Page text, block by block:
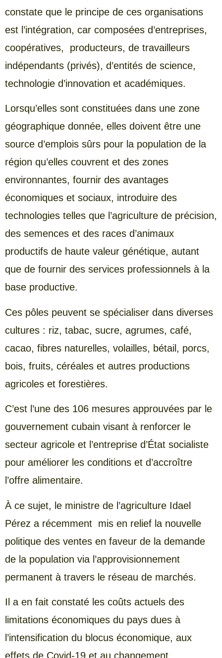
constate que le principe de ces organisations
est l’intégration, car composées d’entreprises,
coopératives, producteurs, de travailleurs
indépendants (privés), d’entités de science,
technologie d’innovation et académiques.
Lorsqu’elles sont constituées dans une zone
géographique donnée, elles doivent être une
source d’emplois sûrs pour la population de la
région qu’elles couvrent et des zones
environnantes, fournir des avantages
économiques et sociaux, introduire des
technologies telles que l’agriculture de précision,
des semences et des races d’animaux
productifs de haute valeur génétique, autant
que de fournir des services professionnels à la
base productive.
Ces pôles peuvent se spécialiser dans diverses
cultures : riz, tabac, sucre, agrumes, café,
cacao, fibres naturelles, volailles, bétail, porcs,
bois, fruits, céréales et autres productions
agricoles et forestières.
C’est l’une des 106 mesures approuvées par le
gouvernement cubain visant à renforcer le
secteur agricole et l’entreprise d’État socialiste
pour améliorer les conditions et d’accroître
l’offre alimentaire.
À ce sujet, le ministre de l’agriculture Idael
Pérez a récemment mis en relief la nouvelle
politique des ventes en faveur de la demande
de la population via l’approvisionnement
permanent à travers le réseau de marchés.
Il a en fait constaté les coûts actuels des
limitations économiques du pays dues à
l’intensification du blocus économique, aux
effets de Covid-19 et au changement